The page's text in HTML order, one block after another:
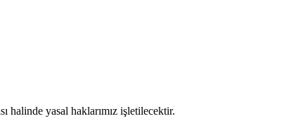
halinde yasal haklarımız işletilecektir.